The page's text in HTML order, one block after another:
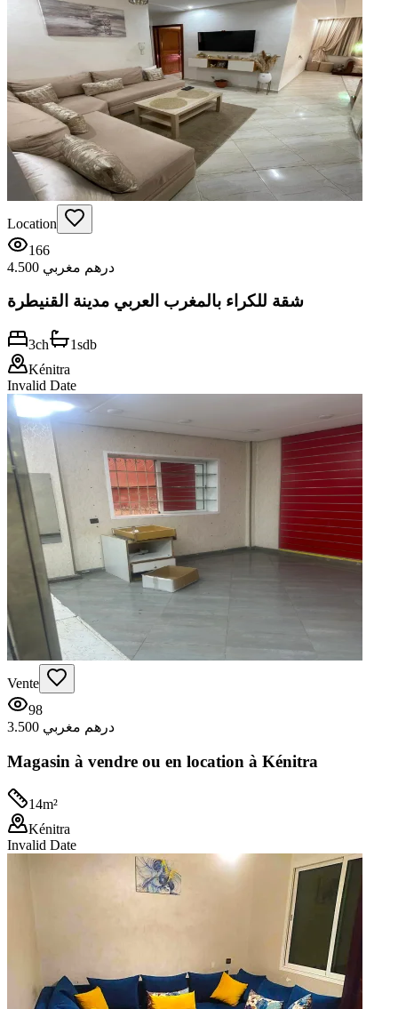
Location
166
4.500 درهم مغربي
شقة للكراء بالمغرب العربي مدينة القنيطرة
3ch 1sdb
Kénitra
Invalid Date
Vente
98
3.500 درهم مغربي
Magasin à vendre ou en location à Kénitra
14m²
Kénitra
Invalid Date